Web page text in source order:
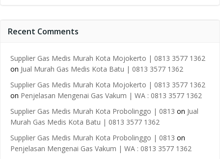
Recent Comments
Supplier Gas Medis Murah Kota Mojokerto | 0813 3577 1362
on Jual Murah Gas Medis Kota Batu | 0813 3577 1362
Supplier Gas Medis Murah Kota Mojokerto | 0813 3577 1362
on Penjelasan Mengenai Gas Vakum | WA : 0813 3577 1362
Supplier Gas Medis Murah Kota Probolinggo | 0813 on Jual
Murah Gas Medis Kota Batu | 0813 3577 1362
Supplier Gas Medis Murah Kota Probolinggo | 0813 on
Penjelasan Mengenai Gas Vakum | WA : 0813 3577 1362